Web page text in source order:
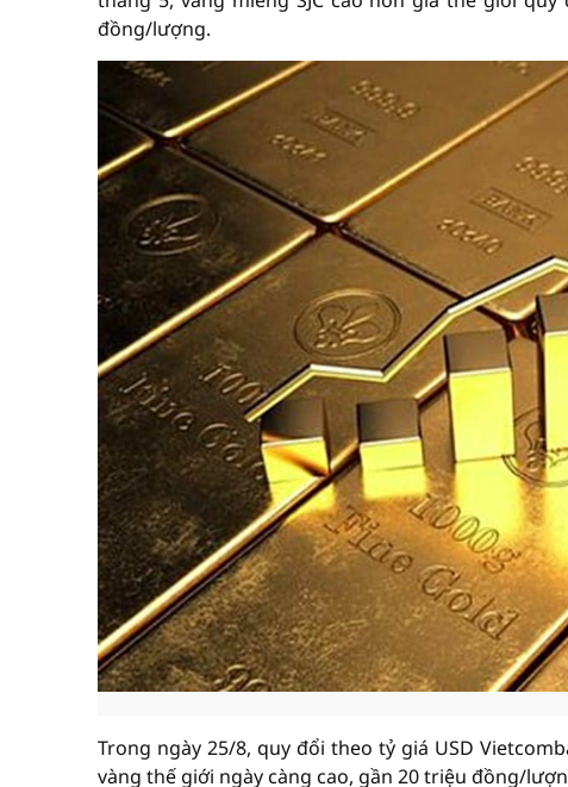
đồng/lượng.
Trong ngày 25/8, quy đổi theo tỷ giá USD
vàng thế giới ngày càng cao, gần 20 triệu đồng/